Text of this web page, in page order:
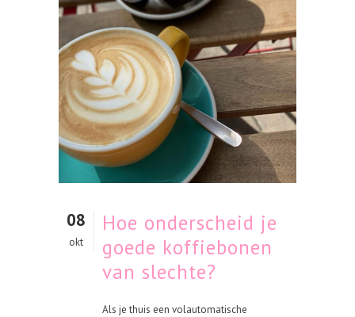
08
okt
Hoe onderscheid je
goede koffiebonen
van slechte?
Als je thuis een volautomatische